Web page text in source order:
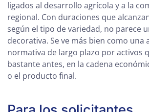
ligados al desarrollo agrícola y a la
regional. Con duraciones que
según el tipo de variedad, no parece
decorativa. Se ve más bien como una
normativa de largo plazo por activos
bastante antes, en la cadena
o el producto final.